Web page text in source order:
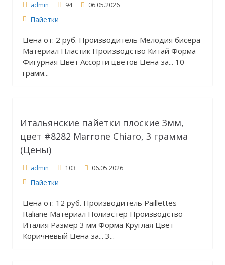
admin 94 06.05.2026
Пайетки
Цена от: 2 руб. Производитель Мелодия бисера
Материал Пластик Производство Китай Форма
Фигурная Цвет Ассорти цветов Цена за... 10
грамм...
Итальянские пайетки плоские 3мм,
цвет #8282 Marrone Chiaro, 3 грамма
(Цены)
admin 103 06.05.2026
Пайетки
Цена от: 12 руб. Производитель Paillettes
Italiane Материал Полиэстер Производство
Италия Размер 3 мм Форма Круглая Цвет
Коричневый Цена за... 3...